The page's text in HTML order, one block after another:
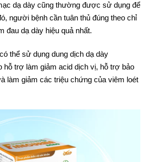
dạ dày cũng thường được sử dụng để
người bệnh cần tuân thủ đúng theo chỉ
đau dạ dày hiệu quả nhất.
thể sử dụng dung dịch dạ dày
hỗ trợ làm giảm acid dịch vị, hỗ trợ bảo
làm giảm các triệu chứng của viêm loét